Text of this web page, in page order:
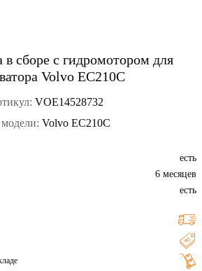
в сборе с гидромотором для
Volvo EC210C
VOE14528732
Volvo EC210C
есть
6 месяцев
есть